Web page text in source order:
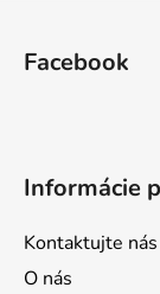
Facebook
Informácie
Kontaktujte nás
O nás